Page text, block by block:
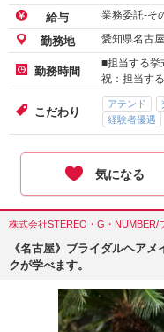
給与 業務委託-そ
勤務地 愛知県名古
勤務時間
■担当する挙
祝：担当す
こだわり
アテンド
経験者優遇
気になる
株式会社STEREO・G・NUMBER/
《名古屋》ブライダルヘア
クが学べます。